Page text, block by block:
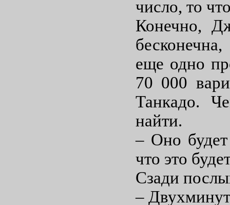
число, то
Конечно,
еще одно
70 000
Танкадо.
найти.
– Оно
что это
Сзади
–